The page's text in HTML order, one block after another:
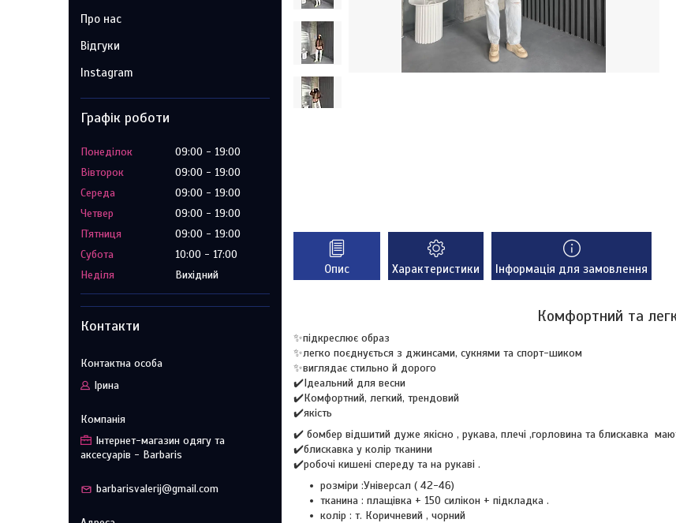
Опис Характеристики Інформація для замовлення
Комфортний та
✨підкреслює образ
✨легко поєднується з джинсами, сукнями та спорт-шиком
✨виглядає стильно й дорого
✔️Ідеальний для весни
✔️Комфортний, легкий, трендовий
✔️якість
✔️ бомбер відшитий дуже якісно , рукава, плечі ,горловина та блискавка
✔️блискавка у колір тканини
✔️робочі кишені спереду та на рукаві .
розміри :Універсал ( 42-46)
тканина : плащівка + 150 силікон + підкладка .
колір : т. Коричневий , чорний
Про нас
Відгуки
Instagram
Графік роботи
Понеділок 09:00
19:00
Вівторок
09:00
19:00
Середа
09:00
19:00
Четвер
09:00
19:00
Пʼятниця
09:00
19:00
Субота
10:00
17:00
Неділя
Вихідний
Контакти
Ірина
Інтернет-магазин одягу та
аксесуарів - Barbaris
barbarisvalerij@gmail.com